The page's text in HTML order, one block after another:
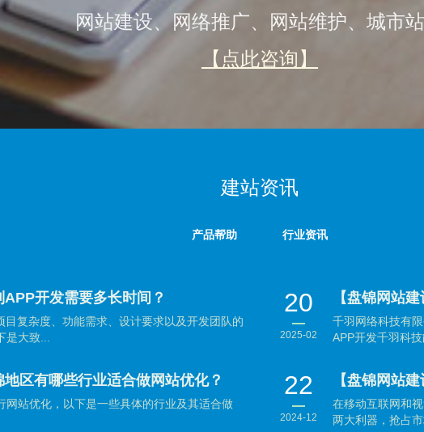
网站建设、网络推广、网站维护、城市
【点此咨询】
建站资讯
产品帮助 行业资讯
APP开发需要多长时间？
目复杂度、功能需求、设计要求以及开发团队的
大致...
20
2025-02
【盘锦网站
千羽网络科技有
APP开发千羽科
地区有哪些行业适合做网站优化？
网站优化，以下是一些具体的行业及其适合做
22
2024-12
在移动互联网和
两大利器，抢占